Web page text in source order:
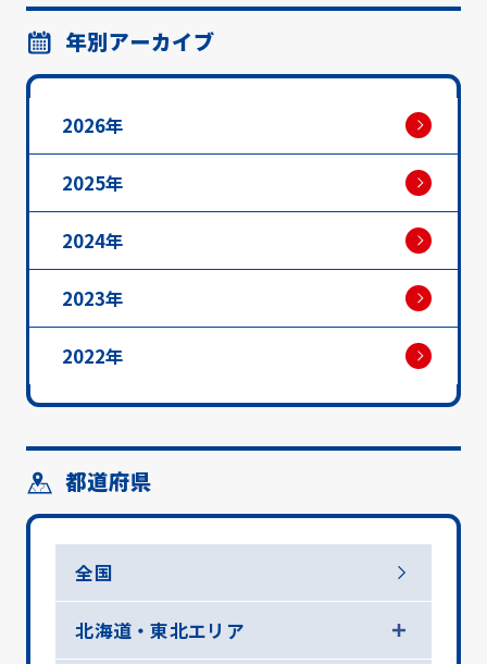
年別アーカイブ
2026年
2025年
2024年
2023年
2022年
都道府県
全国
北海道・東北エリア